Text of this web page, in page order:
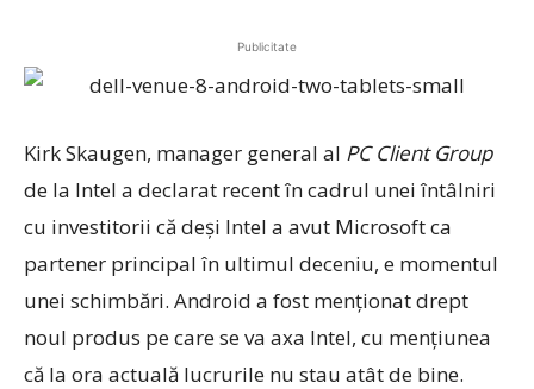
Publicitate
Kirk Skaugen, manager general al PC Client Group
de la Intel a declarat recent în cadrul unei întâlniri
cu investitorii că deşi Intel a avut Microsoft ca
partener principal în ultimul deceniu, e momentul
unei schimbări. Android a fost menţionat drept
noul produs pe care se va axa Intel, cu menţiunea
că la ora actuală lucrurile nu stau atât de bine.